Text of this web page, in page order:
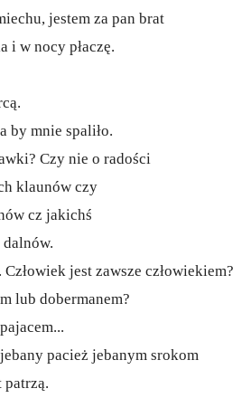
jestem za pan brat
i w nocy płaczę.
by mnie spaliło.
Czy nie o radości
klaunów czy
cz jakichś
Człowiek jest zawsze człowiekiem?
lub dobermanem?
pacież jebanym srokom
patrzą.